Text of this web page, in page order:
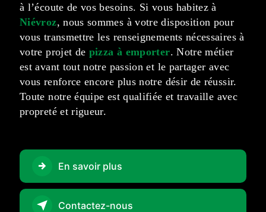
à l’écoute de vos besoins. Si vous habitez à
Niévroz, nous sommes à votre disposition pour
vous transmettre les renseignements nécessaires à
votre projet de pizza à emporter. Notre métier
est avant tout notre passion et le partager avec
vous renforce encore plus notre désir de réussir.
Toute notre équipe est qualifiée et travaille avec
propreté et rigueur.
En savoir plus
Contactez-nous